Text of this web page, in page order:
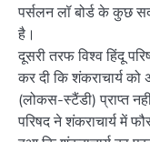
पर्सलन लॉ बोर्ड के कुछ
है।
दूसरी तरफ विश्व हिंदू
कर दी कि शंकराचार्य को
(लोकस-स्टैंडी) प्राप्त
परिषद ने शंकराचार्य में